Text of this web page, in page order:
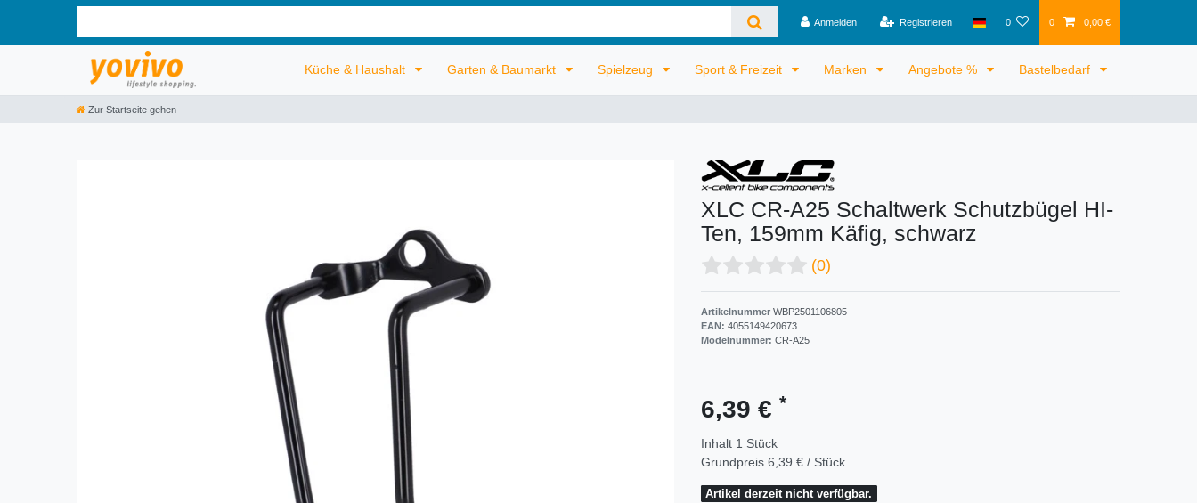
Anmelden Registrieren 0 0 0,00 €
Küche & Haushalt Garten & Baumarkt Spielzeug Sport & Freizeit Marken Angebote % Bastelbedarf
Zur Startseite gehen
XLC CR-A25 Schaltwerk Schutzbügel HI-
Ten, 159mm Käfig, schwarz
(0)
Artikelnummer WBP2501106805
EAN: 4055149420673
Modelnummer: CR-A25
6,39 € *
Inhalt 1 Stück
Grundpreis 6,39 € / Stück
Artikel derzeit nicht verfügbar.